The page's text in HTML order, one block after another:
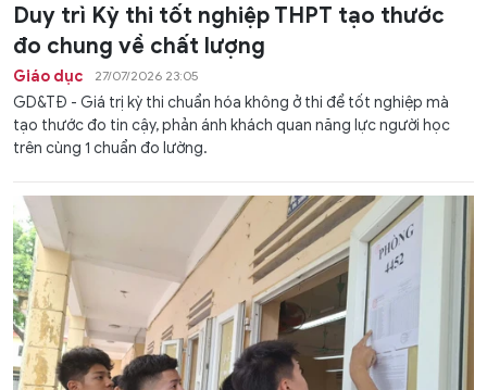
Duy trì Kỳ thi tốt nghiệp THPT tạo thước
đo chung về chất lượng
Giáo dục 27/07/2026 23:05
GD&TĐ - Giá trị kỳ thi chuẩn hóa không ở thi để tốt nghiệp mà
tạo thước đo tin cậy, phản ánh khách quan năng lực người học
trên cùng 1 chuẩn đo lường.